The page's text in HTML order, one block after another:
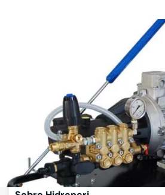
VISITAR WEB
Llamar ahora